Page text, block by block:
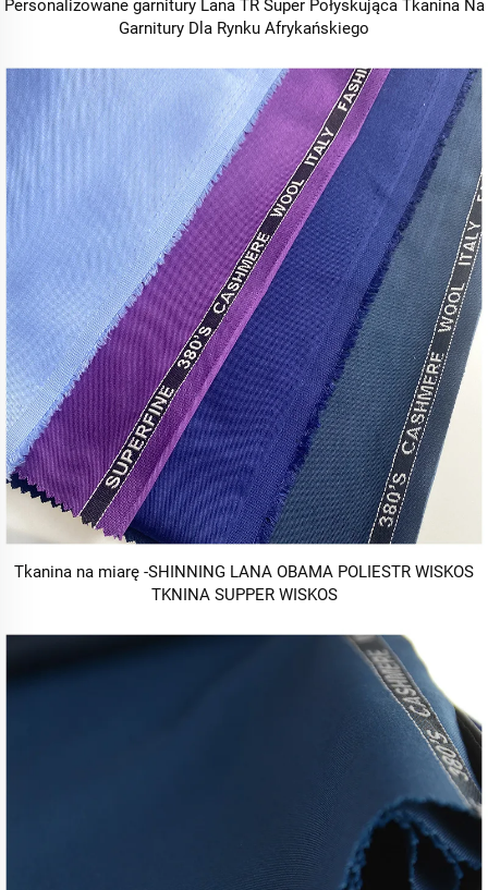
Personalizowane garnitury Lana TR Super Połyskująca Tkanina Na
Garnitury Dla Rynku Afrykańskiego
Tkanina na miarę -SHINNING LANA OBAMA POLIESTR WISKOS
TKNINA SUPPER WISKOS